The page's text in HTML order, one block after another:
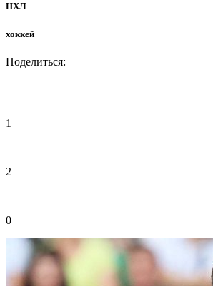
НХЛ
хоккей
Поделиться:
1
2
0